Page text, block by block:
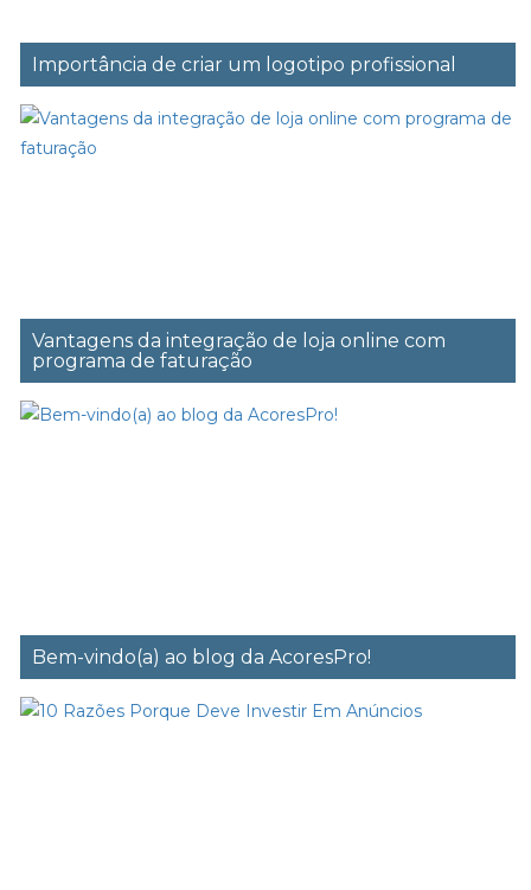
Importância de criar um logotipo profissional
Vantagens da integração de loja online com
programa de faturação
Bem-vindo(a) ao blog da AcoresPro!